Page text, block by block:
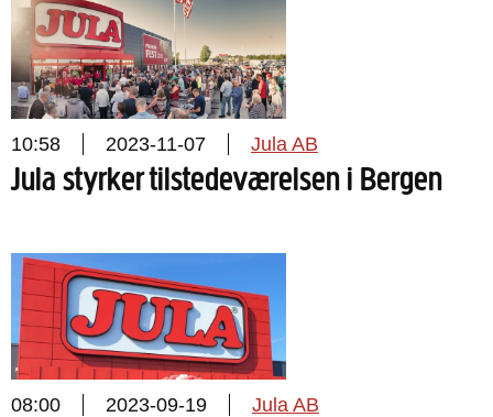
10:58 2023-11-07 Jula AB
Jula styrker tilstedeværelsen i Bergen
08:00 2023-09-19 Jula AB